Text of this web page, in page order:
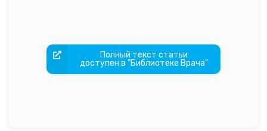
Полный текст статьи
доступен в "Библиотеке Врача"